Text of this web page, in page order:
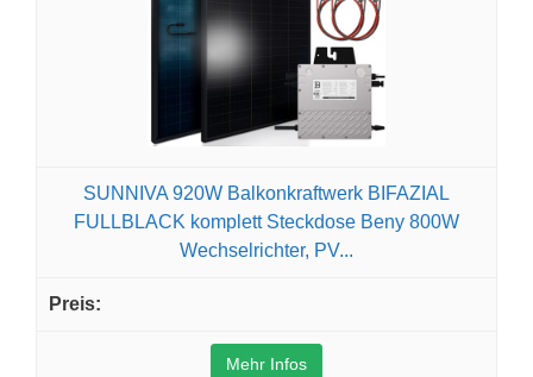
SUNNIVA 920W Balkonkraftwerk BIFAZIAL
FULLBLACK komplett Steckdose Beny 800W
Wechselrichter, PV...
Mehr Infos